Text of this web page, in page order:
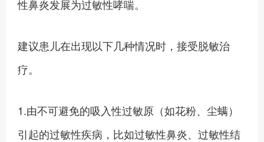
性鼻炎发展为过敏性哮喘。
建议患儿在出现以下几种情况时，接受脱敏治
疗。
1.由不可避免的吸入性过敏原（如花粉、尘螨）
引起的过敏性疾病，比如过敏性鼻炎、过敏性结